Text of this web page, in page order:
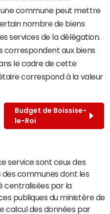
commune peut mettre
nombre de biens
services de la délégation.
correspondent aux biens
le cadre de cette
correspond à la valeur
Budget de Boissise-
le-Roi
service sont ceux des
communes dont les
centralisées par la
publiques du ministère de
calcul des données par